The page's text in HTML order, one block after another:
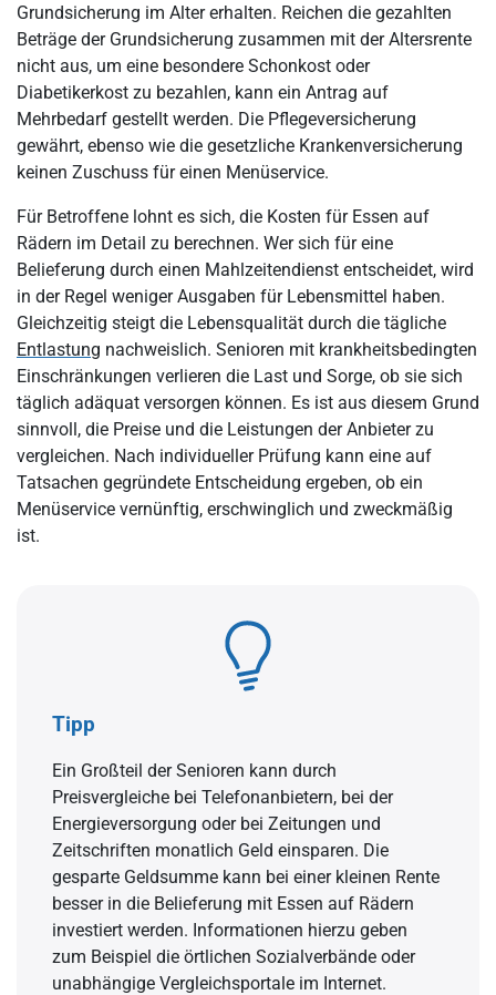
Grundsicherung im Alter erhalten. Reichen die gezahlten
Beträge der Grundsicherung zusammen mit der Altersrente
nicht aus, um eine besondere Schonkost oder
Diabetikerkost zu bezahlen, kann ein Antrag auf
Mehrbedarf gestellt werden. Die Pflegeversicherung
gewährt, ebenso wie die gesetzliche Krankenversicherung
keinen Zuschuss für einen Menüservice.
Für Betroffene lohnt es sich, die Kosten für Essen auf
Rädern im Detail zu berechnen. Wer sich für eine
Belieferung durch einen Mahlzeitendienst entscheidet, wird
in der Regel weniger Ausgaben für Lebensmittel haben.
Gleichzeitig steigt die Lebensqualität durch die tägliche
Entlastung nachweislich. Senioren mit krankheitsbedingten
Einschränkungen verlieren die Last und Sorge, ob sie sich
täglich adäquat versorgen können. Es ist aus diesem Grund
sinnvoll, die Preise und die Leistungen der Anbieter zu
vergleichen. Nach individueller Prüfung kann eine auf
Tatsachen gegründete Entscheidung ergeben, ob ein
Menüservice vernünftig, erschwinglich und zweckmäßig
ist.
Tipp
Ein Großteil der Senioren kann durch
Preisvergleiche bei Telefonanbietern, bei der
Energieversorgung oder bei Zeitungen und
Zeitschriften monatlich Geld einsparen. Die
gesparte Geldsumme kann bei einer kleinen Rente
besser in die Belieferung mit Essen auf Rädern
investiert werden. Informationen hierzu geben
zum Beispiel die örtlichen Sozialverbände oder
unabhängige Vergleichsportale im Internet.